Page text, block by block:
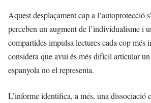
Aquest desplaçament cap a l’autoprotecció
perceben un augment de l’individualisme i
compartides impulsa lectures cada cop
considera que avui és més difícil articular
espanyola no el representa.
L’informe identifica, a més, una